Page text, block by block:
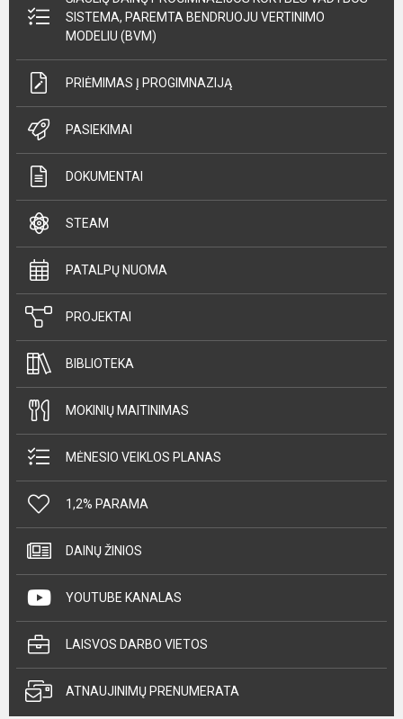
SISTEMA, PAREMTA BENDRUOJU VERTINIMO
MODELIU (BVM)
PRIĖMIMAS Į PROGIMNAZIJĄ
PASIEKIMAI
DOKUMENTAI
STEAM
PATALPŲ NUOMA
PROJEKTAI
BIBLIOTEKA
MOKINIŲ MAITINIMAS
MĖNESIO VEIKLOS PLANAS
1,2% PARAMA
DAINŲ ŽINIOS
YOUTUBE KANALAS
LAISVOS DARBO VIETOS
ATNAUJINIMŲ PRENUMERATA